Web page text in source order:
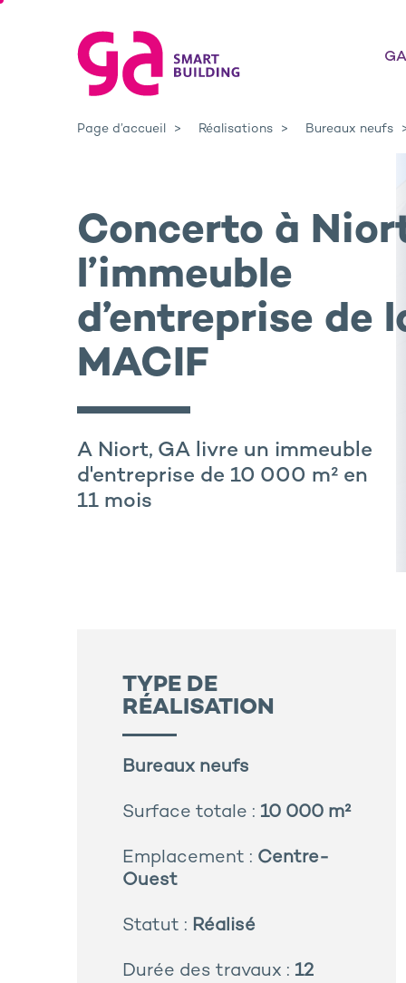
Page d’accueil Réalisations Bureaux neufs
Concerto à
l’immeuble
d’entreprise de
MACIF
A Niort, GA livre un immeuble
d'entreprise de 10 000 m² en
11 mois
TYPE DE
RÉALISATION
Bureaux neufs
Surface totale : 10 000 m²
Emplacement : Centre-
Ouest
Statut : Réalisé
Durée des travaux : 12